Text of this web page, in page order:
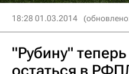
18:28 01.03.2014
"Рубину"
остаться в